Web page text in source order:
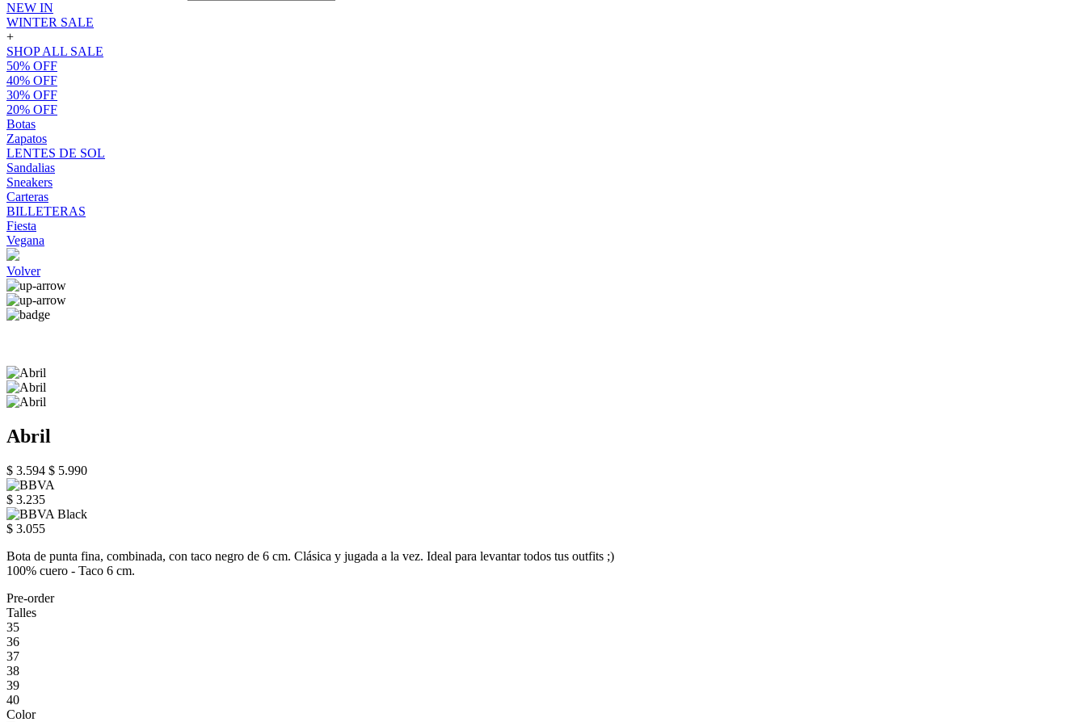
NEW IN
WINTER SALE
+
SHOP ALL SALE
50% OFF
40% OFF
30% OFF
20% OFF
Botas
Zapatos
LENTES DE SOL
Sandalias
Sneakers
Carteras
BILLETERAS
Fiesta
Vegana
Volver
Abril
$ 3.594 $ 5.990
$ 3.235
$ 3.055
Bota de punta fina, combinada, con taco negro de 6 cm. Clásica y jugada a la vez. Ideal para levantar todos tus outfits ;)
100% cuero - Taco 6 cm.
Pre-order
Talles
35
36
37
38
39
40
Color